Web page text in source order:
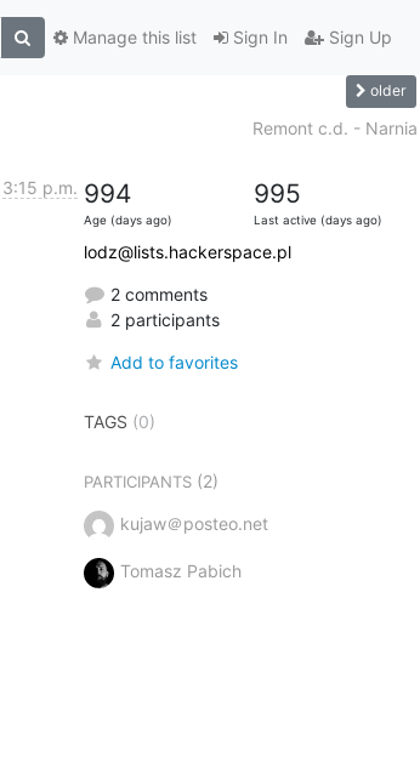
Sign In Sign Up
Manage this list
older
Remont c.d. - Narnia
3:15 p.m. 994
Age (days ago)
995
Last active (days ago)
lodz@lists.hackerspace.pl
2 comments
2 participants
Add to favorites
TAGS (0)
PARTICIPANTS(2)
kujaw＠posteo.net
Tomasz Pabich